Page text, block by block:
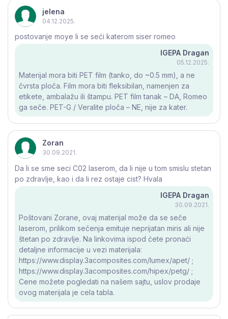
jelena
04.12.2025.
postovanje moye li se seći katerom siser romeo
IGEPA Dragan
05.12.2025.
Materijal mora biti PET film (tanko, do ~0.5 mm), a ne
čvrsta ploča. Film mora biti fleksibilan, namenjen za
etikete, ambalažu ili štampu. PET film tanak – DA, Romeo
ga seče. PET-G / Veralite ploča – NE, nije za kater.
Zoran
30.09.2021.
Da li se sme seci C02 laserom, da li nije u tom smislu stetan
po zdravlje, kao i da li rez ostaje cist? Hvala
IGEPA Dragan
30.09.2021.
Poštovani Zorane, ovaj materijal može da se seče
laserom, prilikom sečenja emituje neprijatan miris ali nije
štetan po zdravlje. Na linkovima ispod ćete pronaći
detaljne informacije u vezi materijala:
https://www.display.3acomposites.com/lumex/apet/ ;
https://www.display.3acomposites.com/hipex/petg/ ;
Cene možete pogledati na našem sajtu, uslov prodaje
ovog materijala je cela tabla.